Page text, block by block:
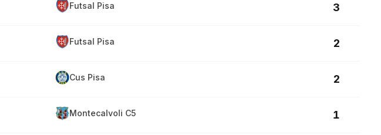
Futsal Pisa 3
Futsal Pisa 2
Cus Pisa 2
Montecalvoli C5 1